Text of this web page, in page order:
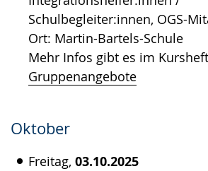
Schulbegleiter:innen, OGS-
Ort: Martin-Bartels-Schule
Mehr Infos gibt es im
Gruppenangebote
Oktober
Freitag, 03.10.2025